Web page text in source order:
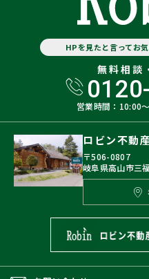
HPを見たと言ってお
無料相談
営業時間：10:00
ロビン不動産
〒506-0807
岐阜県高山市三